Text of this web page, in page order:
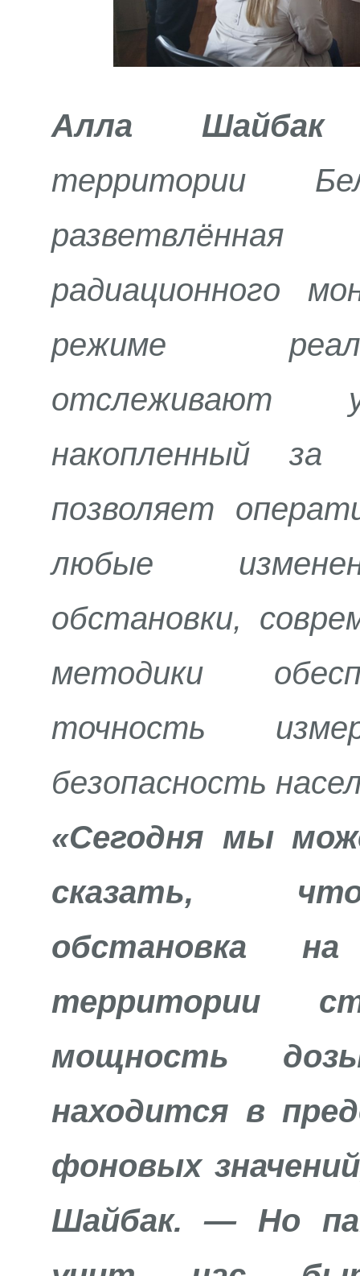
Алла Шайбак
территории
радиационного
режиме
отслеживают
накопленный
позволяет
любые
обстановки,
методики
точность
безопасность
«Сегодня мы
сказать,
обстановка
территории
мощность дозы
находится в
фоновых
Шайбак. — Но